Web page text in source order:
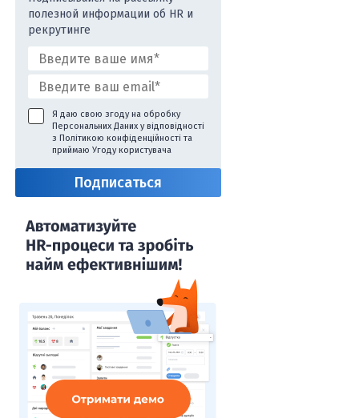
полезной информации об HR и
рекрутинге
Я даю свою згоду на обробку
Персональних Даних у відповідності
з Політикою конфіденційності та
приймаю Угоду користувача